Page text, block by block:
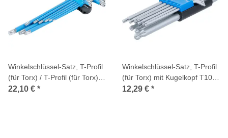
Winkelschlüssel-Satz, T-Profil
(für Torx) / T-Profil (für Torx)
mit Bohrung T10 - T50, 9-tlg.
22,10 € *
Winkelschlüssel-Satz, T-Profil
(für Torx) mit Kugelkopf T10 -
T50 mm, 9-tlg.
12,29 € *